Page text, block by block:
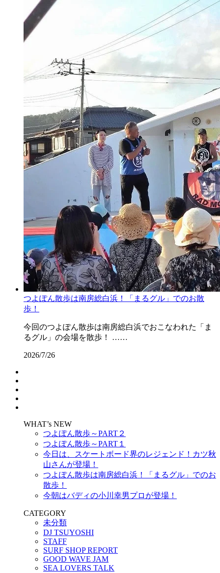
つよぽん散歩は南房総白浜！「まるグル」でのお散
歩！
今回のつよぽん散歩は南房総白浜でおこなわれた「ま
るグル」の会場を散歩！ ……
2026/7/26
WHAT’s NEW
つよぽん散歩～PART２
つよぽん散歩～PART１
今日は、スケートボード界のレジェンド！カツ秋
山さんが登場！
つよぽん散歩は南房総白浜！「まるグル」でのお
散歩！
今朝はバディの小川幸男プロが登場！
CATEGORY
未分類
DJ TSUYOSHI
STAFF
SURF SHOP REPORT
GOOD WAVE JAM
SEA LOVERS TALK